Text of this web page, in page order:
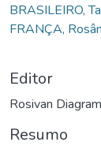
BRASILEIRO,
FRANÇA,
Editor
Rosivan
Resumo